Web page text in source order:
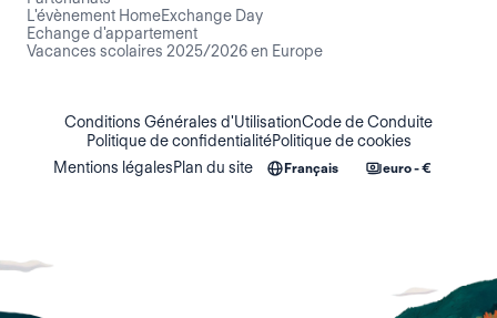
L'évènement HomeExchange Day
Echange d'appartement
Vacances scolaires 2025/2026 en Europe
Conditions Générales d'UtilisationCode de Conduite
Politique de confidentialitéPolitique de cookies
Mentions légalesPlan du site Français euro - €